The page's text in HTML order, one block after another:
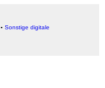
▪ Sonstige digitale